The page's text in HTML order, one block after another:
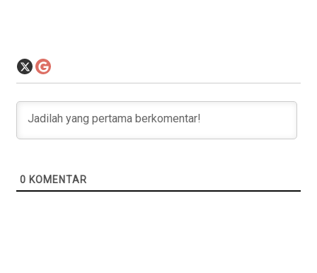
0 KOMENTAR